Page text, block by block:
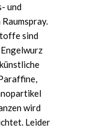
und
sind
wird
Leider